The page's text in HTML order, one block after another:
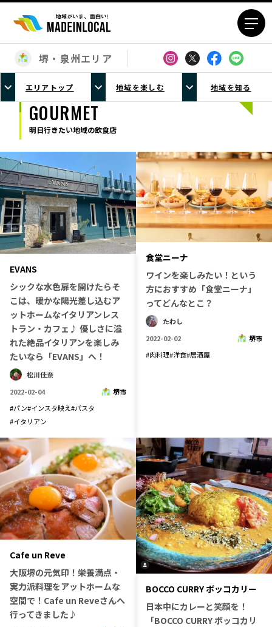
エリアから探す
北海道エリア
青森エリア
岩手エリア
秋田エリア
福島エリア
茨城エリア
栃木エリア
群馬エリア
埼玉エリア
千葉エリア
東京23区エリア
多摩エリア
神奈川エリア
新潟エリア
富山エリア
福井エリア
山梨エリア
長野エリア
岐阜エリア
静岡エリア
愛知エリア
三重エリア
滋賀エリア
京都エリア
大阪市エリア
北摂エリア
堺・泉州エリア
河内エリア
鳥取エリア
岡山エリア
広島エリア
山口エリア
徳島エリア
香川エリア
愛媛エリア
高知エリア
福岡エリア
佐賀エリア
長崎エリア
熊本エリア
大分エリア
宮崎エリア
鹿児島エリア
沖縄エリア
カテゴリから探す
堺・泉州エリア
エリアトップ 地域を楽しむ 地域を知る
GOURMET
明日行きたい地域の飲食店
EVANS
シックな水色扉を開けたらそ
こは、暖かな陽光差し込むア
ットホームなイタリアンレス
トラン・カフェ♪ 優しさに溢
れた絶品イタリアンを楽しみ
たいなら「EVANS」へ！
松川佳奈
2022-02-04
堺市
#パン#インスタ映え#パスタ
#イタリアン
食堂ニーナ
ワインを楽しみたい！という
方におすすめ「食堂ニーナ」
ってどんなとこ？
たわし
2022-02-02
堺市
#肉料理#洋食#居酒屋
Cafe un Reve
大阪堺の元気印！栄養満点・
実力派料理をアットホームな
空間で！Cafe un Reveさんへ
行ってきました♪
BOCCO CURRY ボッコカリー
日本中にカレーと笑顔を！
「BOCCO CURRY ボッコカリ